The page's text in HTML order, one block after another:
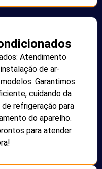
Atendimento
de ar-
Garantimos
cuidando da
refrigeração para
do aparelho.
para atender.